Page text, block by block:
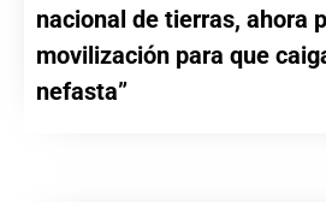
nacional de tierras, ahora
movilización para que
nefasta”